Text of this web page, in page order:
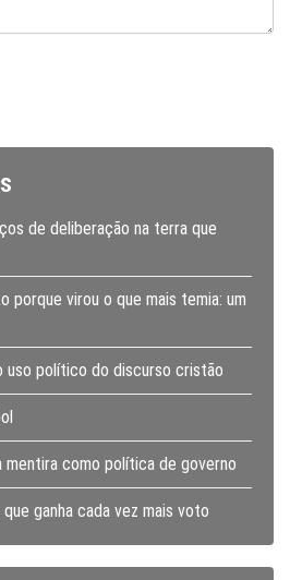
de deliberação na terra que
porque virou o que mais temia: um
uso político do discurso cristão
mentira como política de governo
ganha cada vez mais voto